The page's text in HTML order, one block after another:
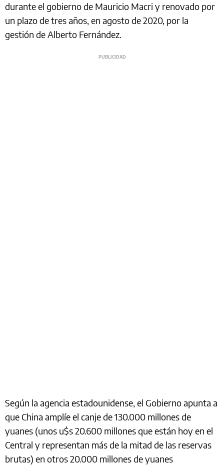
durante el gobierno de Mauricio Macri y renovado por
un plazo de tres años, en agosto de 2020, por la
gestión de Alberto Fernández.
Según la agencia estadounidense, el Gobierno apunta a
que China amplíe el canje de 130.000 millones de
yuanes (unos u$s 20.600 millones que están hoy en el
Central y representan más de la mitad de las reservas
brutas) en otros 20.000 millones de yuanes